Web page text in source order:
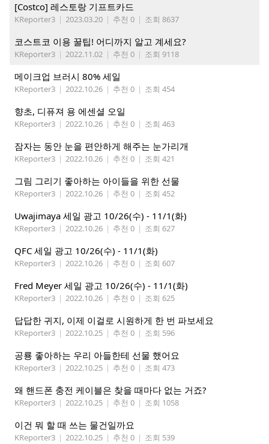
[Costco] 레스토랑 기프트카드
KReporter3 | 2023.03.20 | 추천 0 | 조회 8637
코스트코 이용 꿀팁! 어디까지 알고 계세요?
KReporter3 | 2022.11.02 | 추천 0 | 조회 9118
메이크업 브러시 80% 세일
KReporter3 | 2022.10.26 | 추천 0 | 조회 454
향초, 디퓨져 용 에센셜 오일
KReporter3 | 2022.10.26 | 추천 0 | 조회 463
잠자는 동안 눈을 편안하게 해주는 눈가리개
KReporter3 | 2022.10.26 | 추천 0 | 조회 421
그림 그리기 좋아하는 아이들을 위한 선물
KReporter3 | 2022.10.26 | 추천 0 | 조회 452
Uwajimaya 세일 광고 10/26(수) - 11/1(화)
KReporter3 | 2022.10.26 | 추천 0 | 조회 627
QFC 세일 광고 10/26(수) - 11/1(화)
KReporter3 | 2022.10.26 | 추천 0 | 조회 607
Fred Meyer 세일 광고 10/26(수) - 11/1(화)
KReporter3 | 2022.10.26 | 추천 0 | 조회 625
답답한 귀지, 이제 이걸로 시원하게 한 번 파보세요
KReporter3 | 2022.10.25 | 추천 0 | 조회 596
공룡 좋아하는 우리 아들한테 선물 했어요
KReporter3 | 2022.10.25 | 추천 0 | 조회 473
왜 핸드폰 충전 케이블은 찾을 때마다 없는 거죠?
KReporter3 | 2022.10.25 | 추천 0 | 조회 1058
이건 뭐 할 때 쓰는 물건일까요
KReporter3 | 2022.10.25 | 추천 0 | 조회 539